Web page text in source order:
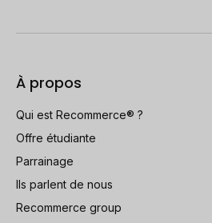
À propos
Qui est Recommerce® ?
Offre étudiante
Parrainage
Ils parlent de nous
Recommerce group